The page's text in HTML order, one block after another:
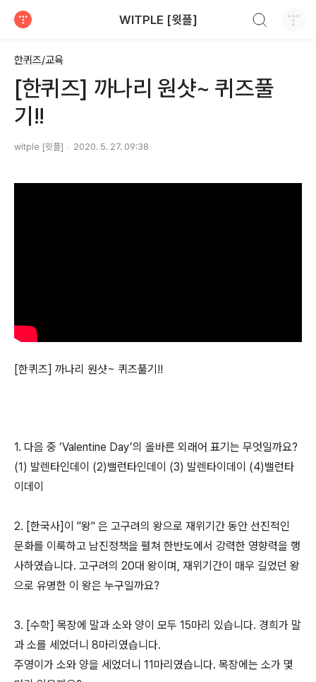
WITPLE [윗플]
한퀴즈/교육
[한퀴즈] 까나리 원샷~ 퀴즈풀
기!!
witple [윗플] 2020. 5. 27. 09:38
[한퀴즈] 까나리 원샷~ 퀴즈풀기!!
1. 다음 중 ‘Valentine Day’의 올바른 외래어 표기는 무엇일까요?
(1) 발렌타인데이 (2)밸런타인데이 (3) 발렌타이데이 (4)밸런타
이데이
2. [한국사]이 "왕" 은 고구려의 왕으로 재위기간 동안 선진적인
문화를 이룩하고 남진정책을 펼쳐 한반도에서 강력한 영향력을 행
사하였습니다. 고구려의 20대 왕이며, 재위기간이 매우 길었던 왕
으로 유명한 이 왕은 누구일까요?
3. [수학] 목장에 말과 소와 양이 모두 15마리 있습니다. 경희가 말
과 소를 세었더니 8마리였습니다.
주영이가 소와 양을 세었더니 11마리였습니다. 목장에는 소가 몇